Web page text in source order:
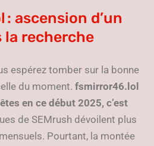
ascension d’un
recherche
espérez tomber sur la bonne
du moment. fsmirror46.lol
en ce début 2025, c’est
de SEMrush dévoilent plus
Pourtant, la montée